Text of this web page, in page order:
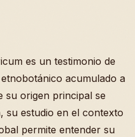
es un testimonio de
acumulado a
su origen principal se
su estudio en el contexto
permite entender su